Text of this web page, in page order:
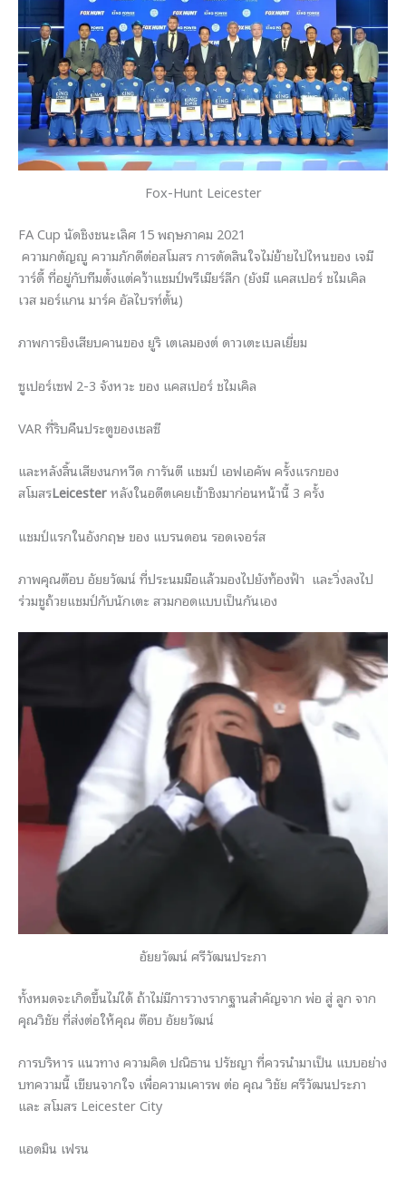
Fox-Hunt Leicester
FA Cup นัดชิงชนะเลิศ 15 พฤษภาคม 2021
ความกตัญญู ความภักดีต่อสโมสร การตัดสินใจไม่ย้ายไปไหนของ เจมี
วาร์ดี้ ที่อยู่กับทีมตั้งแต่คว้าแชมป์พรีเมียร์ลีก (ยังมี แคสเปอร์ ชไมเคิล
เวส มอร์แกน มาร์ค อัลไบรท์ตั้น)
ภาพการยิงเสียบคานของ ยูริ เตเลมองต์ ดาวเตะเบลเยี่ยม
ซูเปอร์เซฟ 2-3 จังหวะ ของ แคสเปอร์ ชไมเคิล
VAR ที่ริบคืนประตูของเชลซี
และหลังสิ้นเสียงนกหวีด การันตี แชมป์ เอฟเอคัพ ครั้งแรกของ
สโมสรLeicesterหลังในอดีตเคยเข้าชิงมาก่อนหน้านี้ 3 ครั้ง
แชมป์แรกในอังกฤษ ของ แบรนดอน รอดเจอร์ส
ภาพคุณต๊อบ อัยยวัฒน์ ที่ประนมมือแล้วมองไปยังท้องฟ้า และวิ่งลงไป
ร่วมชูถ้วยแชมป์กับนักเตะ สวมกอดแบบเป็นกันเอง
อัยยวัฒน์ ศรีวัฒนประภา
ทั้งหมดจะเกิดขึ้นไม่ได้ ถ้าไม่มีการวางรากฐานสำคัญจาก พ่อ สู่ ลูก จาก
คุณวิชัย ที่ส่งต่อให้คุณ ต๊อบ อัยยวัฒน์
การบริหาร แนวทาง ความคิด ปณิธาน ปรัชญา ที่ควรนำมาเป็น แบบอย่าง
บทความนี้ เขียนจากใจ เพื่อความเคารพ ต่อ คุณ วิชัย ศรีวัฒนประภา
และ สโมสร Leicester City
แอดมิน เฟรน